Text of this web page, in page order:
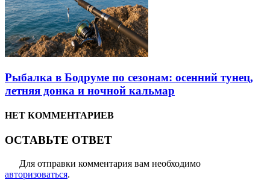
Рыбалка в Бодруме по сезонам: осенний тунец,
летняя донка и ночной кальмар
НЕТ КОММЕНТАРИЕВ
ОСТАВЬТЕ ОТВЕТ
Для отправки комментария вам необходимо
авторизоваться.